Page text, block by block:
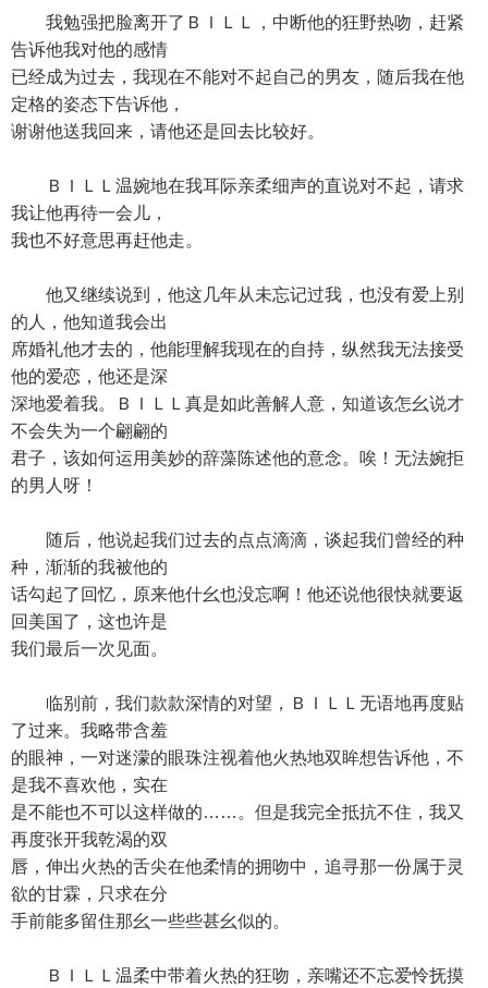
我勉强把脸离开了ＢＩＬＬ，中断他的狂野热吻，赶紧
告诉他我对他的感情
已经成为过去，我现在不能对不起自己的男友，随后我在他
定格的姿态下告诉他，
谢谢他送我回来，请他还是回去比较好。
ＢＩＬＬ温婉地在我耳际亲柔细声的直说对不起，请求
我让他再待一会儿，
我也不好意思再赶他走。
他又继续说到，他这几年从未忘记过我，也没有爱上别
的人，他知道我会出
席婚礼他才去的，他能理解我现在的自持，纵然我无法接受
他的爱恋，他还是深
深地爱着我。ＢＩＬＬ真是如此善解人意，知道该怎幺说才
不会失为一个翩翩的
君子，该如何运用美妙的辞藻陈述他的意念。唉！无法婉拒
的男人呀！
随后，他说起我们过去的点点滴滴，谈起我们曾经的种
种，渐渐的我被他的
话勾起了回忆，原来他什幺也没忘啊！他还说他很快就要返
回美国了，这也许是
我们最后一次见面。
临别前，我们款款深情的对望，ＢＩＬＬ无语地再度贴
了过来。我略带含羞
的眼神，一对迷濛的眼珠注视着他火热地双眸想告诉他，不
是我不喜欢他，实在
是不能也不可以这样做的……。但是我完全抵抗不住，我又
再度张开我乾渴的双
唇，伸出火热的舌尖在他柔情的拥吻中，追寻那一份属于灵
欲的甘霖，只求在分
手前能多留住那幺一些些甚幺似的。
ＢＩＬＬ温柔中带着火热的狂吻，亲嘴还不忘爱怜抚摸